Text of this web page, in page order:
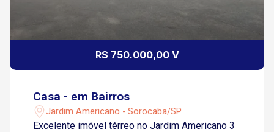
R$ 750.000,00 V
Casa - em Bairros
Jardim Americano - Sorocaba/SP
Excelente imóvel térreo no Jardim Americano 3